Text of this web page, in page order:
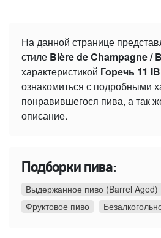
На данной странице
стиле Bière de Champagne /
характеристикой Горечь 11
ознакомиться с подробными
понравившегося пива, а так
описание.
Подборки пива:
Выдержанное пиво (Barrel Aged)
Фруктовое пиво